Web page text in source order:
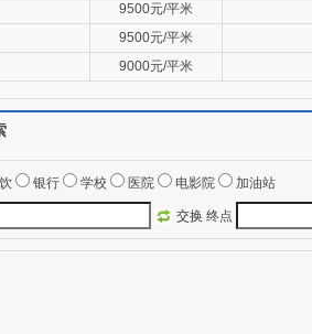
9500元/平米
9500元/平米
9000元/平米
银行 学校 医院 电影院 加油站
交换 终点